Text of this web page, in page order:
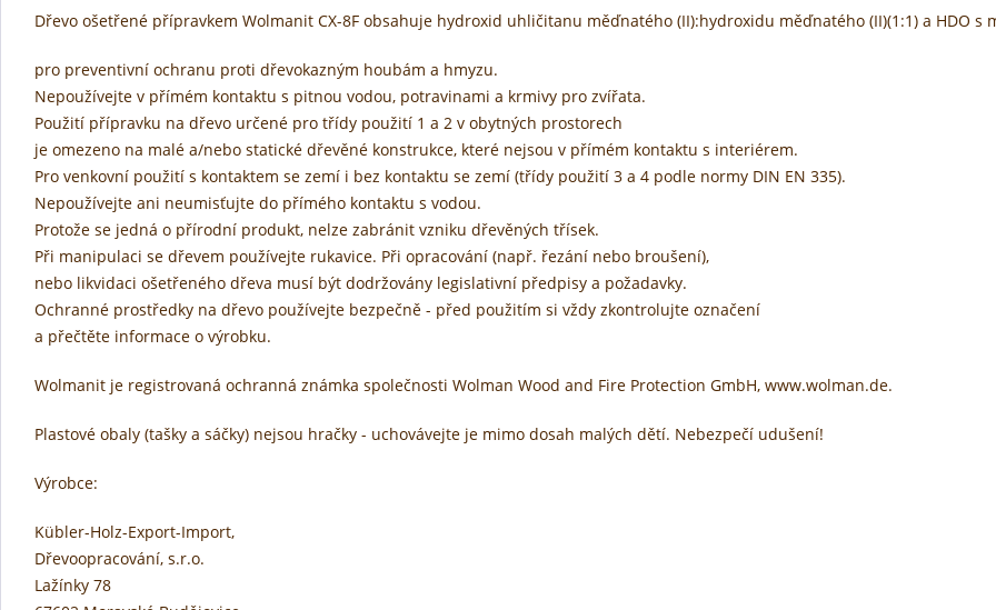
Dřevo ošetřené přípravkem Wolmanit CX-8F obsahuje hydroxid uhličitanu měďnatého (II):hydroxidu měďnatého (II)(1:1) a HDO s
pro preventivní ochranu proti dřevokazným houbám a hmyzu.
Nepoužívejte v přímém kontaktu s pitnou vodou, potravinami a krmivy pro zvířata.
Použití přípravku na dřevo určené pro třídy použití 1 a 2 v obytných prostorech
je omezeno na malé a/nebo statické dřevěné konstrukce, které nejsou v přímém kontaktu s interiérem.
Pro venkovní použití s kontaktem se zemí i bez kontaktu se zemí (třídy použití 3 a 4 podle normy DIN EN 335).
Nepoužívejte ani neumisťujte do přímého kontaktu s vodou.
Protože se jedná o přírodní produkt, nelze zabránit vzniku dřevěných třísek.
Při manipulaci se dřevem používejte rukavice. Při opracování (např. řezání nebo broušení),
nebo likvidaci ošetřeného dřeva musí být dodržovány legislativní předpisy a požadavky.
Ochranné prostředky na dřevo používejte bezpečně - před použitím si vždy zkontrolujte označení
a přečtěte informace o výrobku.
Wolmanit je registrovaná ochranná známka společnosti Wolman Wood and Fire Protection GmbH, www.wolman.de.
Plastové obaly (tašky a sáčky) nejsou hračky - uchovávejte je mimo dosah malých dětí. Nebezpečí udušení!
Výrobce:
Kübler-Holz-Export-Import,
Dřevoopracování, s.r.o.
Lažínky 78